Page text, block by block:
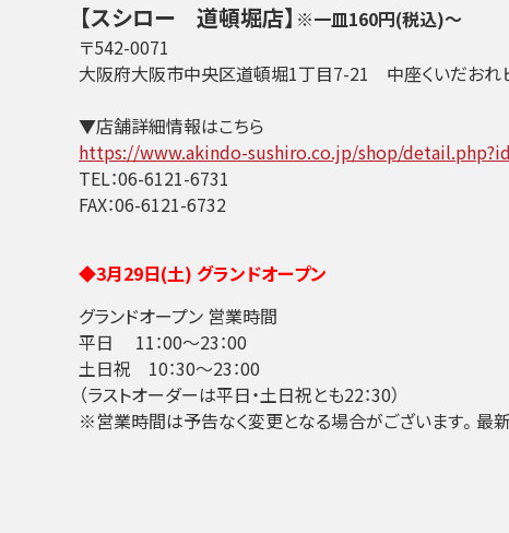
【スシロー 道頓堀店】 ※一皿160円(税込)～
〒542-0071
大阪府大阪市中央区道頓堀1丁目7-21 中座くいだお
▼店舗詳細情報はこちら
https://www.akindo-sushiro.co.jp/shop/
TEL：06-6121-6731
FAX：06-6121-6732
◆3月29日(土) グランドオープン
グランドオープン 営業時間
平日 11：00～23：00
土日祝 10：30～23：00
（ラストオーダーは平日・土日祝とも22：30）
※営業時間は予告なく変更となる場合がございます。最